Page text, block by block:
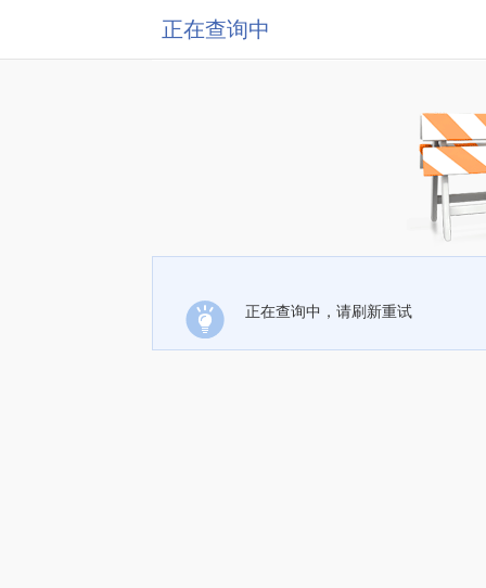
正在查询中
正在查询中，请刷新重试